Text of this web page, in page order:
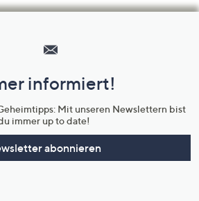
informiert!
Mit unseren Newslettern bist
immer up to date!
abonnieren